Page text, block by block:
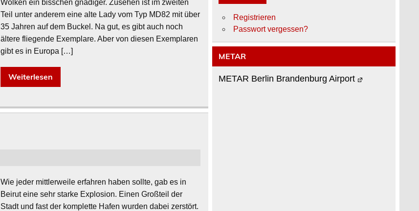
Wolken ein bisschen gnädiger. Zusehen ist im zweiten
Teil unter anderem eine alte Lady vom Typ MD82 mit über
35 Jahren auf dem Buckel. Na gut, es gibt auch noch
ältere fliegende Exemplare. Aber von diesen Exemplaren
gibt es in Europa […]
Weiterlesen
Wie jeder mittlerweile erfahren haben sollte, gab es in
Beirut eine sehr starke Explosion. Einen Großteil der
Stadt und fast der komplette Hafen wurden dabei zerstört.
Registrieren
Passwort vergessen?
METAR
METAR Berlin Brandenburg Airport